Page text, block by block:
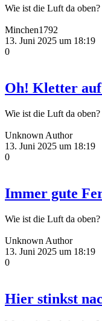
Wie ist die Luft da oben?
Minchen1792
13. Juni 2025 um 18:19
0
Oh! Kletter
Wie ist die Luft da oben?
Unknown Author
13. Juni 2025 um 18:19
0
Immer gute
Wie ist die Luft da oben?
Unknown Author
13. Juni 2025 um 18:19
0
Hier stinkst